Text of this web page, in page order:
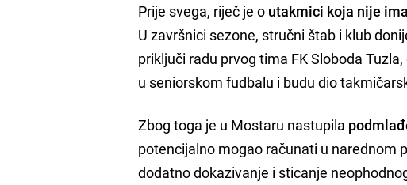
Prije svega, riječ je o utakmici koja nije
U završnici sezone, stručni štab i klub
priključi radu prvog tima FK Sloboda
u seniorskom fudbalu i budu dio
Zbog toga je u Mostaru nastupila
potencijalno mogao računati u narednom
dodatno dokazivanje i sticanje